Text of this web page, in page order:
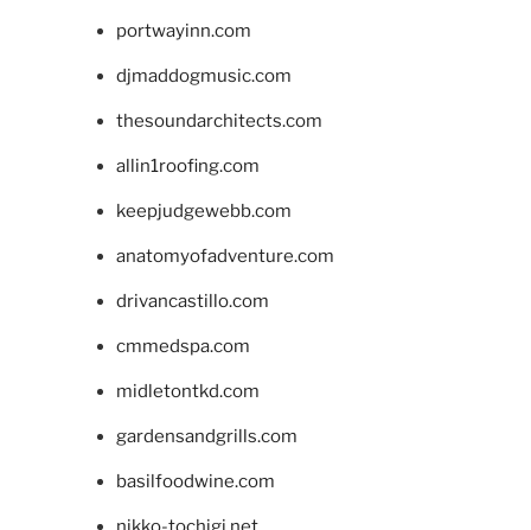
portwayinn.com
djmaddogmusic.com
thesoundarchitects.com
allin1roofing.com
keepjudgewebb.com
anatomyofadventure.com
drivancastillo.com
cmmedspa.com
midletontkd.com
gardensandgrills.com
basilfoodwine.com